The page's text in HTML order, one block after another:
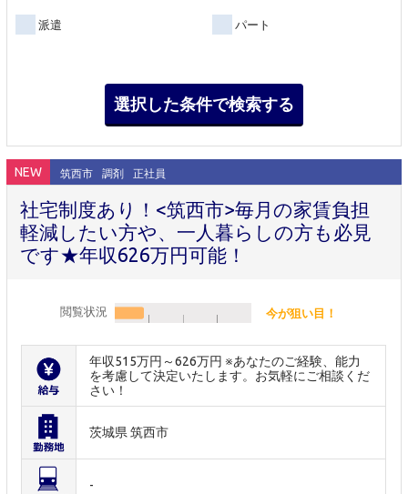
派遣 パート
NEW 筑西市 調剤 正社員
社宅制度あり！<筑西市>毎月の家賃負担
軽減したい方や、一人暮らしの方も必見
です★年収626万円可能！
閲覧状況 今が狙い目！
年収515万円～626万円 ※あなたのご経験、能力
を考慮して決定いたします。お気軽にご相談くだ
さい！
茨城県 筑西市
-